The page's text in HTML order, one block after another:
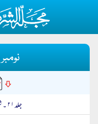
نومبر ۲۰۱۰ء
جلد ۲۱ ۔ شمارہ ۱۱